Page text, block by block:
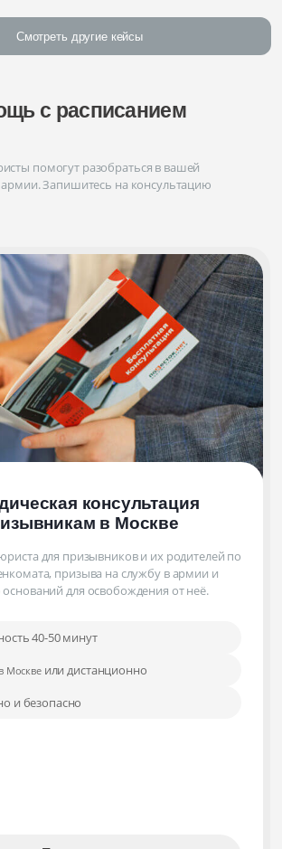
Смотреть другие кейсы
с расписанием
помогут разобраться в вашей
армии. Запишитесь на консультацию
консультация
в Москве
для призывников и их родителей по
призыва на службу в армии и
для освобождения от неё.
40-50 минут
в Москвеили дистанционно
и безопасно